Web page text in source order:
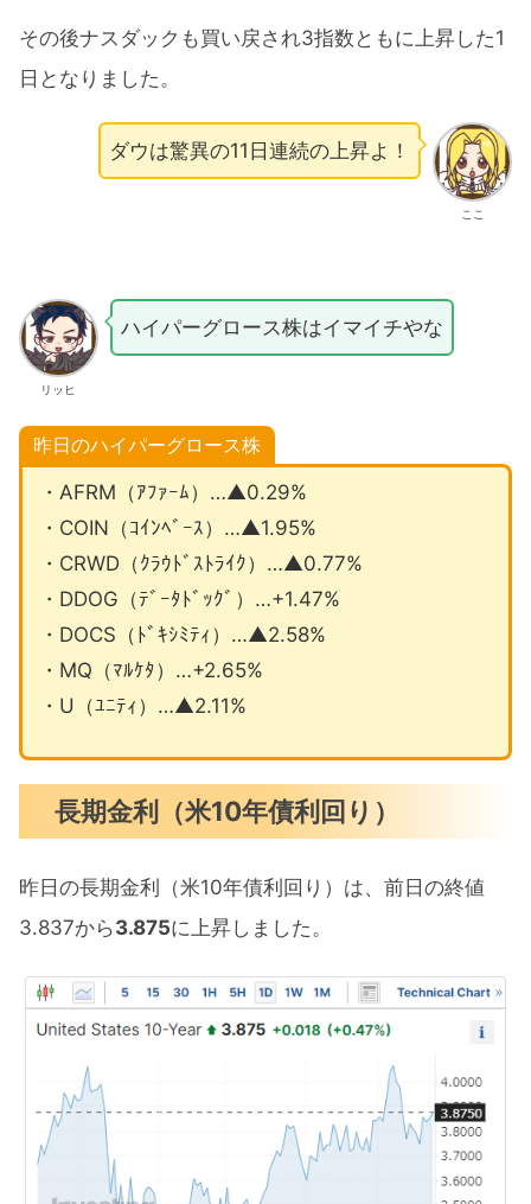
その後ナスダックも買い戻され3指数ともに上昇した1
日となりました。
ここ
ダウは驚異の11日連続の上昇よ！
リッヒ
ハイパーグロース株はイマイチやな
昨日のハイパーグロース株
・AFRM（ｱﾌｧｰﾑ）…▲0.29%
・COIN（ｺｲﾝﾍﾞｰｽ）…▲1.95%
・CRWD（ｸﾗｳﾄﾞｽﾄﾗｲｸ）…▲0.77%
・DDOG（ﾃﾞｰﾀﾄﾞｯｸﾞ）…+1.47%
・DOCS（ﾄﾞｷｼﾐﾃｨ）…▲2.58%
・MQ（ﾏﾙｹﾀ）…+2.65%
・U（ﾕﾆﾃｨ）…▲2.11%
長期金利（米10年債利回り）
昨日の長期金利（米10年債利回り）は、前日の終値
3.837から3.875に上昇しました。